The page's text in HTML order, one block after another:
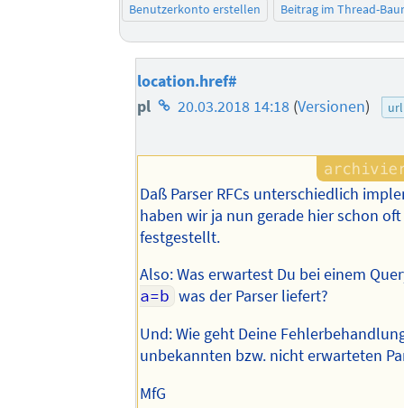
Benutzerkonto erstellen
Beitrag im Thread-
location.href#
pl Homepage
Autors
20.03.2018 14:18 (Versionen) url
Daß Parser RFCs unterschiedlich
haben wir ja nun gerade hier schon
festgestellt.
Also: Was erwartest Du bei einem
a=b was der Parser liefert?
Und: Wie geht Deine
unbekannten bzw. nicht erwarteten
MfG